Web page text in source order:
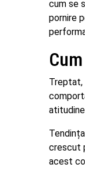
cum se
pornire
Treptat,
crescut
acest